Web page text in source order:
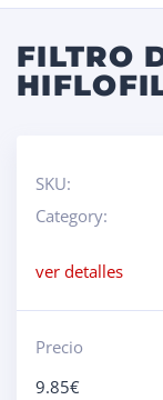
FILTRO
SKU:
Category:
ver detalles
Precio
9.85€